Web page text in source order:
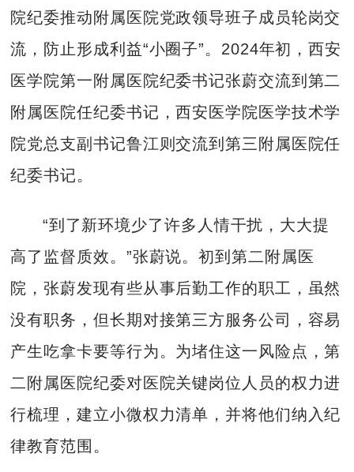
院纪委推动附属医院党政领导班子成员轮岗交
流，防止形成利益“小圈子”。2024年初，西安
医学院第一附属医院纪委书记张蔚交流到第二
附属医院任纪委书记，西安医学院医学技术学
院党总支副书记鲁江则交流到第三附属医院任
纪委书记。
“到了新环境少了许多人情干扰，大大提
高了监督质效。”张蔚说。初到第二附属医
院，张蔚发现有些从事后勤工作的职工，虽然
没有职务，但长期对接第三方服务公司，容易
产生吃拿卡要等行为。为堵住这一风险点，第
二附属医院纪委对医院关键岗位人员的权力进
行梳理，建立小微权力清单，并将他们纳入纪
律教育范围。